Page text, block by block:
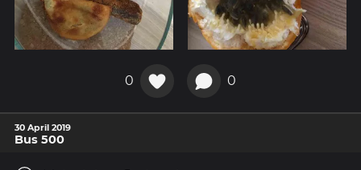
0 0
30 April 2019
Bus 500